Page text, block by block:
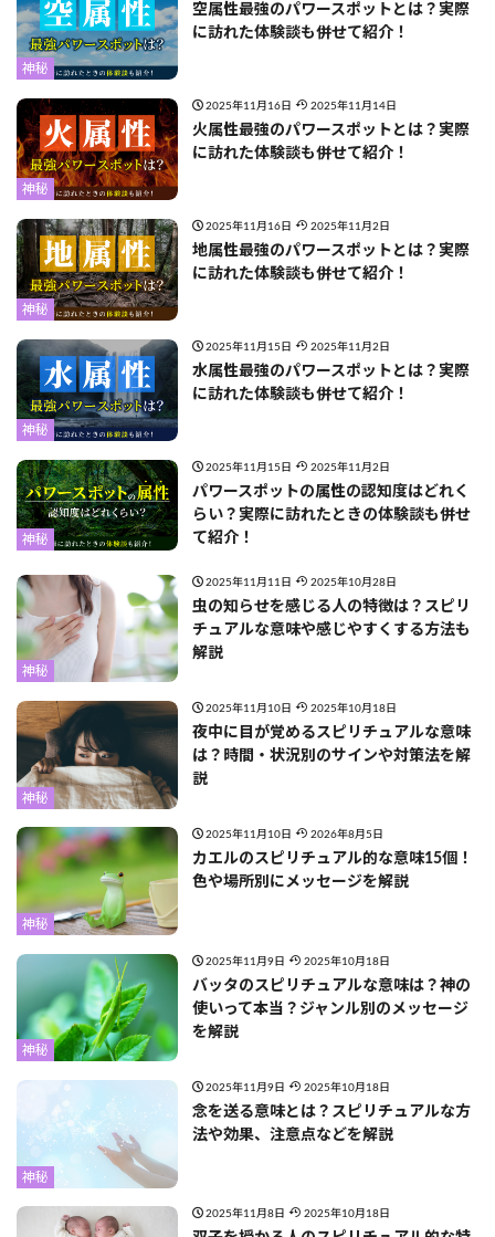
神秘
空属性最強のパワースポットとは？実際
に訪れた体験談も併せて紹介！
神秘
2025年11月16日 2025年11月14日
火属性最強のパワースポットとは？実際
に訪れた体験談も併せて紹介！
神秘
2025年11月16日 2025年11月2日
地属性最強のパワースポットとは？実際
に訪れた体験談も併せて紹介！
神秘
2025年11月15日 2025年11月2日
水属性最強のパワースポットとは？実際
に訪れた体験談も併せて紹介！
神秘
2025年11月15日 2025年11月2日
パワースポットの属性の認知度はどれく
らい？実際に訪れたときの体験談も併せ
て紹介！
神秘
2025年11月11日 2025年10月28日
虫の知らせを感じる人の特徴は？スピリ
チュアルな意味や感じやすくする方法も
解説
神秘
2025年11月10日 2025年10月18日
夜中に目が覚めるスピリチュアルな意味
は？時間・状況別のサインや対策法を解
説
神秘
2025年11月10日 2026年8月5日
カエルのスピリチュアル的な意味15個！
色や場所別にメッセージを解説
神秘
2025年11月9日 2025年10月18日
バッタのスピリチュアルな意味は？神の
使いって本当？ジャンル別のメッセージ
を解説
神秘
2025年11月9日 2025年10月18日
念を送る意味とは？スピリチュアルな方
法や効果、注意点などを解説
2025年11月8日 2025年10月18日